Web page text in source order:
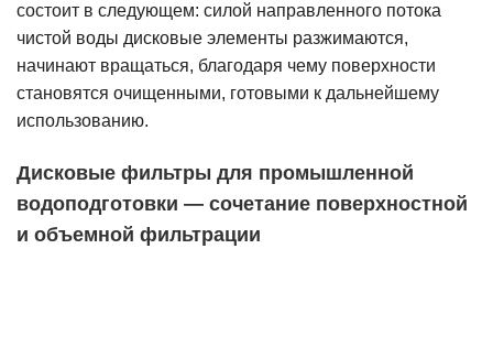
состоит в следующем: силой направленного потока
чистой воды дисковые элементы разжимаются,
начинают вращаться, благодаря чему поверхности
становятся очищенными, готовыми к дальнейшему
использованию.
Дисковые фильтры для промышленной
водоподготовки — сочетание поверхностной
и объемной фильтрации